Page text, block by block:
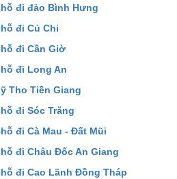
đi đảo Bình Hưng
đi Củ Chi
đi Cần Giờ
đi Long An
Tho Tiền Giang
đi Sóc Trăng
đi Cà Mau - Đất Mũi
đi Châu Đốc An Giang
đi Cao Lãnh Đồng Tháp